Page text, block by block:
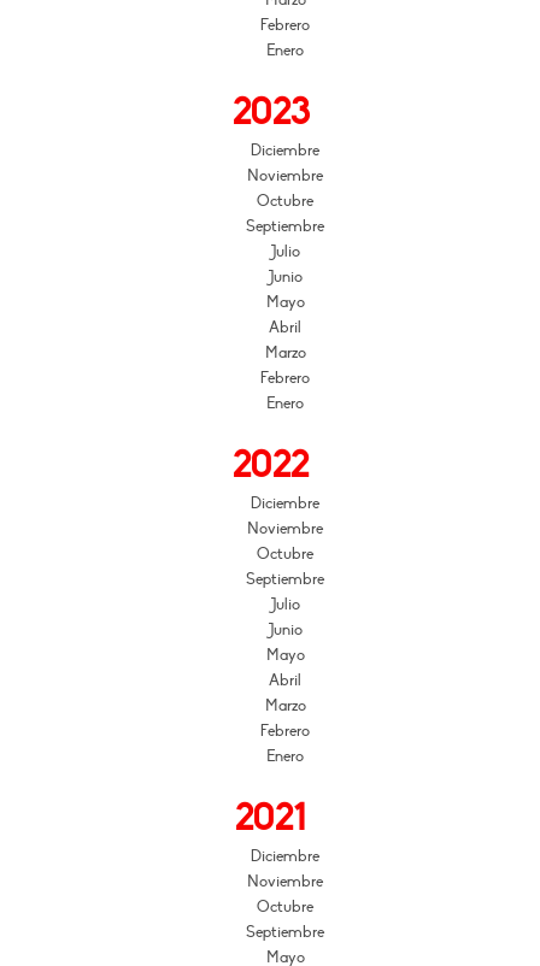
Febrero
Enero
2023
Diciembre
Noviembre
Octubre
Septiembre
Julio
Junio
Mayo
Abril
Marzo
Febrero
Enero
2022
Diciembre
Noviembre
Octubre
Septiembre
Julio
Junio
Mayo
Abril
Marzo
Febrero
Enero
2021
Diciembre
Noviembre
Octubre
Septiembre
Mayo